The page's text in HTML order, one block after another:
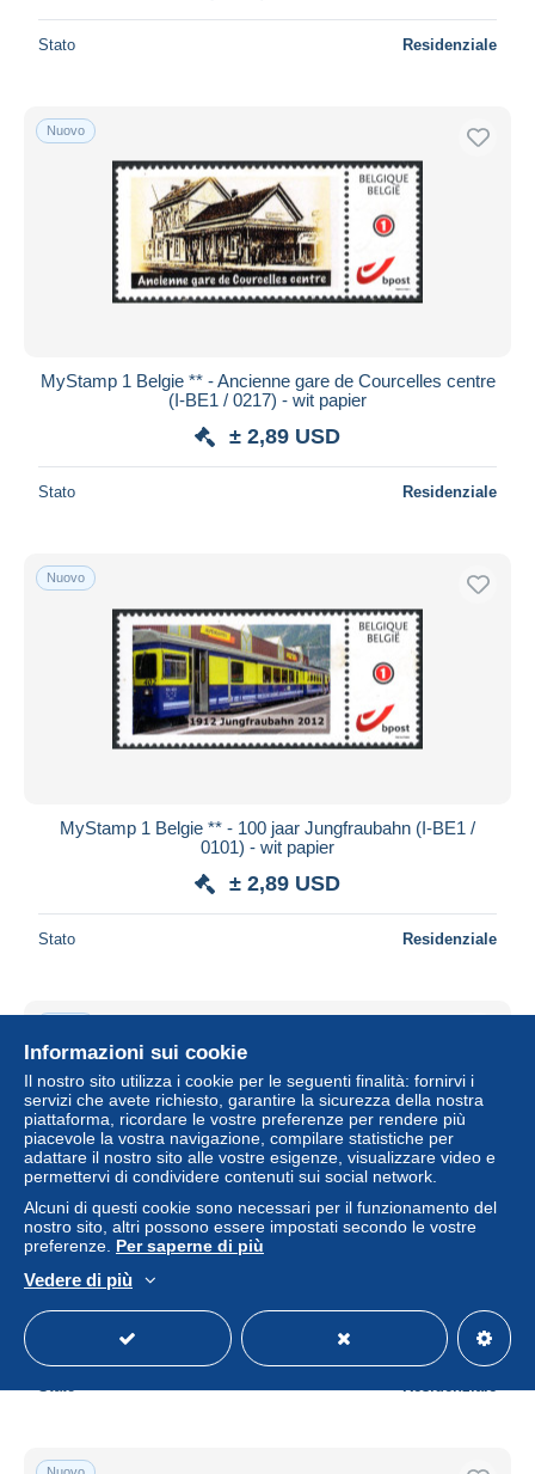
Stato Residenziale
Nuovo
MyStamp 1 Belgie ** - Ancienne gare de Courcelles centre
(I-BE1 / 0217) - wit papier
± 2,89 USD
Stato Residenziale
Nuovo
MyStamp 1 Belgie ** - 100 jaar Jungfraubahn (I-BE1 /
0101) - wit papier
± 2,89 USD
Stato Residenziale
MyStamp 1 Belgie ** - 100 jaar Jungfraubahn (I-BE1 /
± 2,89 USD
Informazioni sui cookie
Il nostro sito utilizza i cookie per le seguenti finalità: fornirvi i
servizi che avete richiesto, garantire la sicurezza della nostra
piattaforma, ricordare le vostre preferenze per rendere più
piacevole la vostra navigazione, compilare statistiche per
adattare il nostro sito alle vostre esigenze, visualizzare video e
permettervi di condividere contenuti sui social network.
Alcuni di questi cookie sono necessari per il funzionamento del
nostro sito, altri possono essere impostati secondo le vostre
preferenze. Per saperne di più
Vedere di più